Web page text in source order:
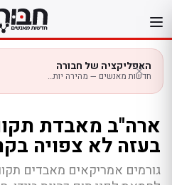
לתוכן
האפליקציה של חבורה
חדשות מאנשים — מהירה יותר בנייד
ארה"ב מאבדת
בעזה לא צפויה
גורמים אמריקאים מאבדים